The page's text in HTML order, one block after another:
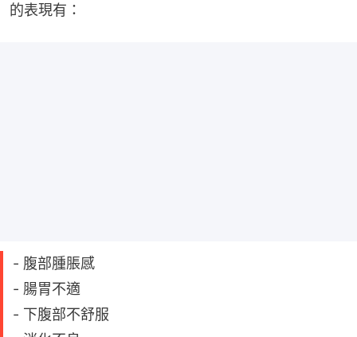
的表現有：
- 腹部腫脹感
- 腸胃不適
- 下腹部不舒服